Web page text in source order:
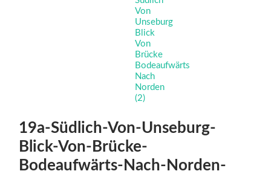
19a-Südlich-Von-Unseburg-
Blick-Von-Brücke-
Bodeaufwärts-Nach-Norden-